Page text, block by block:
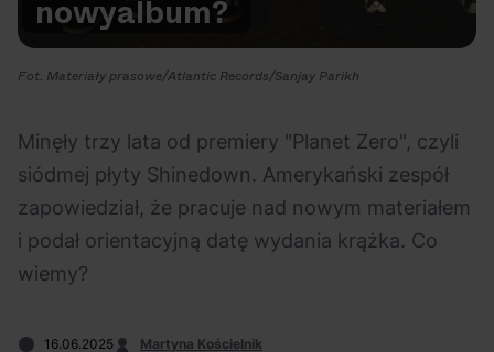
Na czasie
Polecane Scena Impostora 06.08.2026
Kto jest
prawdziwym fanem
Chivasa?
eBilet Festiwal 05.08.2026
Aplikacja
nowyalbum?
Fot. Materiały prasowe/Atlantic Records/Sanjay Parikh
Minęły trzy lata od premiery "Planet Zero", czyli
siódmej płyty Shinedown. Amerykański zespół
zapowiedział, że pracuje nad nowym materiałem
i podał orientacyjną datę wydania krążka. Co
wiemy?
16.06.2025 Martyna Kościelnik